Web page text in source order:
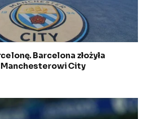
Barcelona złożyła
City